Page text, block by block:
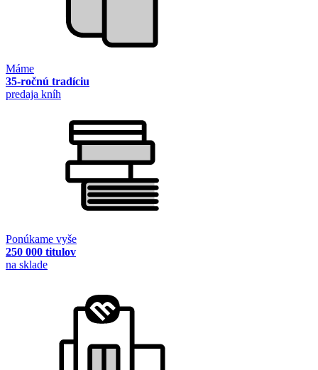
Máme
35-ročnú tradíciu
predaja kníh
Ponúkame vyše
250 000 titulov
na sklade